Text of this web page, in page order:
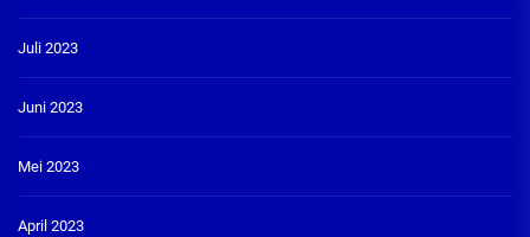
Juli 2023
Juni 2023
Mei 2023
April 2023